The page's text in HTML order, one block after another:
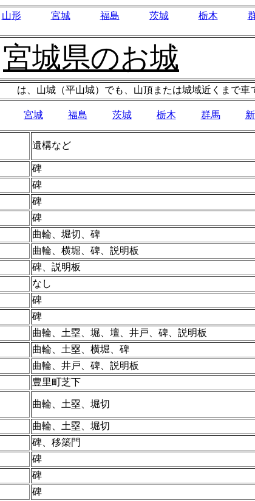
山形 宮城 福島 茨城 栃木
宮城県のお城
は、山城（平山城）でも、山頂または城域近くまで車
宮城 福島 茨城 栃木 群馬
遺構など
碑
碑
碑
碑
曲輪、堀切、碑
曲輪、横堀、碑、説明板
碑、説明板
なし
碑
碑
曲輪、土塁、堀、壇、井戸、碑、説明板
曲輪、土塁、横堀、碑
曲輪、井戸、碑、説明板
豊里町芝下
曲輪、土塁、堀切
曲輪、土塁、堀切
碑、移築門
碑
碑
碑